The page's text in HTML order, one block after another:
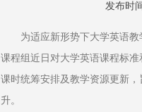
发布时
为适应新形势下大学英语
课程组近日对大学英语课程标
课时统筹安排及教学资源更新
升。